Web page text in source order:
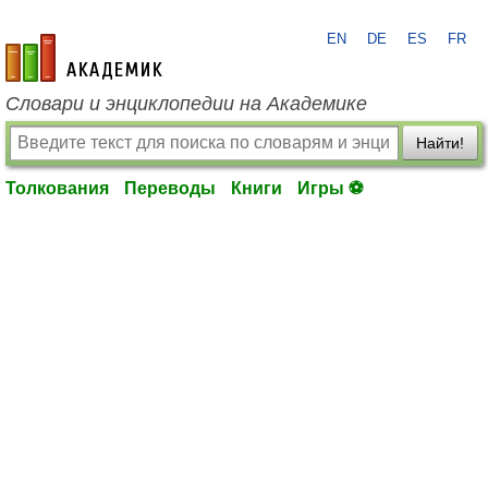
academic.ru
EN DE ES FR
Словари и энциклопедии на Академике
Найти!
Толкования Переводы Книги Игры ⚽